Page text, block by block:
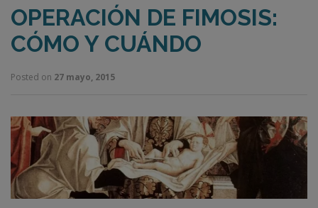
OPERACIÓN DE FIMOSIS:
CÓMO Y CUÁNDO
Posted on 27 mayo, 2015